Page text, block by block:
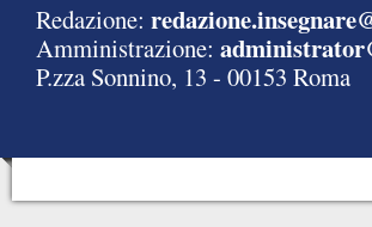
Redazione:
Amministrazione:
P.zza Sonnino, 13 - 00153 Roma